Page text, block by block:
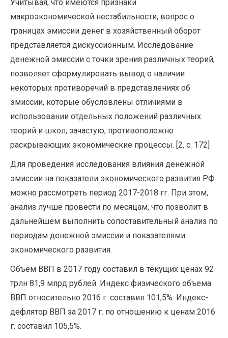
Учитывая, что имеются признаки
макроэкономической нестабильности, вопрос о
границах эмиссии денег в хозяйственный оборот
представляется дискуссионным. Исследование
денежной эмиссии с точки зрения различных теорий,
позволяет сформулировать вывод о наличии
некоторых противоречий в представлениях об
эмиссии, которые обусловлены отличиями в
использовании отдельных положений различных
теорий и школ, зачастую, противоположно
раскрывающих экономические процессы. [2, с. 172]
Для проведения исследования влияния денежной
эмиссии на показатели экономического развития РФ
можно рассмотреть период 2017-2018 гг. При этом,
анализ лучше провести по месяцам, что позволит в
дальнейшем выполнить сопоставительный анализ по
периодам денежной эмиссии и показателями
экономического развития.
Объем ВВП в 2017 году составил в текущих ценах 92
трлн 81,9 млрд рублей. Индекс физического объема
ВВП относительно 2016 г. составил 101,5%. Индекс-
дефлятор ВВП за 2017 г. по отношению к ценам 2016
г. составил 105,5%.